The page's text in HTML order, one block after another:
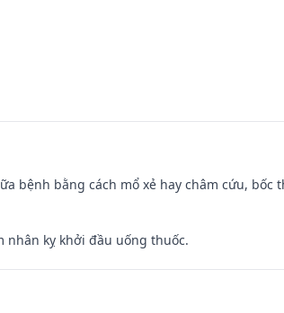
bệnh bằng cách mổ xẻ hay châm cứu, bốc
nhân kỵ khởi đầu uống thuốc.